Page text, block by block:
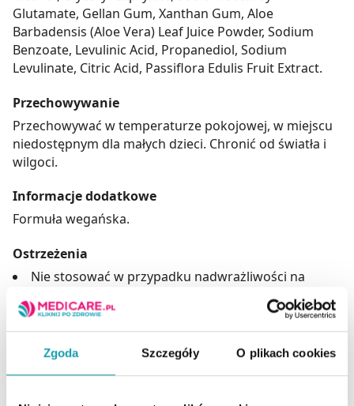
Zgoda Szczegóły O plikach cookies
Glutamate, Gellan Gum, Xanthan Gum, Aloe
Barbadensis (Aloe Vera) Leaf Juice Powder, Sodium
Benzoate, Levulinic Acid, Propanediol, Sodium
Levulinate, Citric Acid, Passiflora Edulis Fruit Extract.
Przechowywanie
Przechowywać w temperaturze pokojowej, w miejscu
niedostępnym dla małych dzieci. Chronić od światła i
wilgoci.
Informacje dodatkowe
Formuła wegańska.
Ostrzeżenia
Nie stosować w przypadku nadwrażliwości na
Produkt tylko do użytku zewnętrznego.
Unikać kontaktu z oczami.
Adres producenta